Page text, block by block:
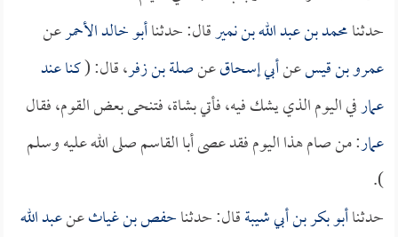
حدثنامحمد بن عبد الله بن نميرقال: حدثناأبو خالد الأحمرعن
عمرو بن قيسعنأبي إسحاقعنصلة بن زفر، قال: (كنا عند
عمارفي اليوم الذي يشك فيه، فأتي بشاة، فتنحى بعض القوم، فقال
عمار: من صام هذا اليوم فقد عصى أبا القاسم صلى الله عليه وسلم
).
حدثناأبو بكر بن أبي شيبةقال: حدثناحفص بن غياثعنعبد الله